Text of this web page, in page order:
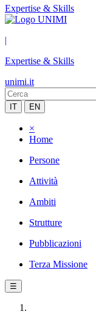
Expertise & Skills
|
Expertise & Skills
unimi.it
IT EN
×
Home
Persone
Attività
Ambiti
Strutture
Pubblicazioni
Terza Missione
☰